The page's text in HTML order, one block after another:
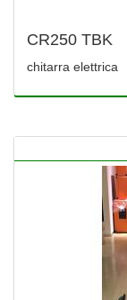
CR250 TBK
chitarra elettrica